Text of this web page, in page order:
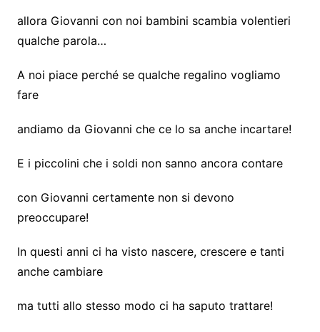
allora Giovanni con noi bambini scambia volentieri
qualche parola…
A noi piace perché se qualche regalino vogliamo
fare
andiamo da Giovanni che ce lo sa anche incartare!
E i piccolini che i soldi non sanno ancora contare
con Giovanni certamente non si devono
preoccupare!
In questi anni ci ha visto nascere, crescere e tanti
anche cambiare
ma tutti allo stesso modo ci ha saputo trattare!